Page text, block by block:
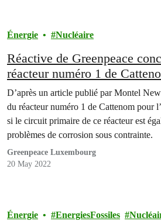
Énergie Nucléaire
Réactive de Greenpeace
réacteur numéro 1 de
D’après un article publié par Montel
du réacteur numéro 1 de Cattenom pour
si le circuit primaire de ce réacteur est
problèmes de corrosion sous contrainte.
Greenpeace Luxembourg
20 May 2022
Énergie EnergiesFossiles